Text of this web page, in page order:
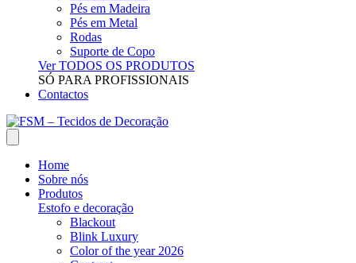
Pés em Madeira
Pés em Metal
Rodas
Suporte de Copo
Ver TODOS OS PRODUTOS
SÓ PARA PROFISSIONAIS
Contactos
Home
Sobre nós
Produtos
Estofo e decoração
Blackout
Blink Luxury
Color of the year 2026